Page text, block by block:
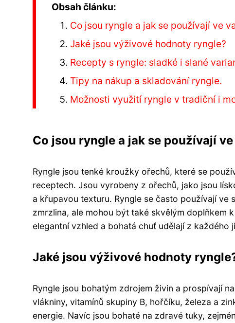
Obsah článku:
Co jsou ryngle a jak se používají ve
Jaké jsou výživové hodnoty ryngle?
Recepty s ryngle: sladké i slané
Tipy na nákup a skladování ryngle.
Možnosti využití ryngle v tradiční i
Co jsou ryngle a jak se používají
Ryngle jsou tenké kroužky ořechů, které se
receptech. Jsou vyrobeny z ořechů, jako jsou
a křupavou texturu. Ryngle se často používají
zmrzlina, ale mohou být také skvělým doplňkem
elegantní vzhled a bohatá chuť udělají z
Jaké jsou výživové hodnoty
Ryngle jsou bohatým zdrojem živin a prospívají
vlákniny, vitamínů skupiny B, hořčíku, železa a
energie. Navíc jsou bohaté na zdravé tuky,